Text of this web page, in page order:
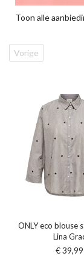
Toon alle
Vorige
ONLY eco blouse
Lina
€ 39,99